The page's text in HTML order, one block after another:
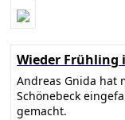
Wieder Frühling
Andreas Gnida hat
Schönebeck
gemacht.